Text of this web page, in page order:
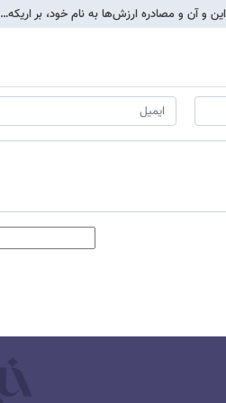
و آن و مصادره ارزش‌ها به نام خود، بر اریکه…